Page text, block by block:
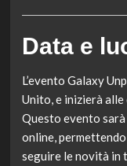
Data e
L’evento Galaxy
Unito, e inizierà
Questo evento
online,
seguire le novità in